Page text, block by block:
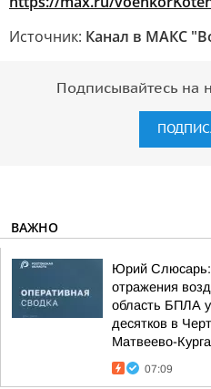
Источник: Канал в МАКС
Подписывайтесь на
ВАЖНО
Юрий
отражения
область БПЛА
десятков в
Матвеево-
07:09